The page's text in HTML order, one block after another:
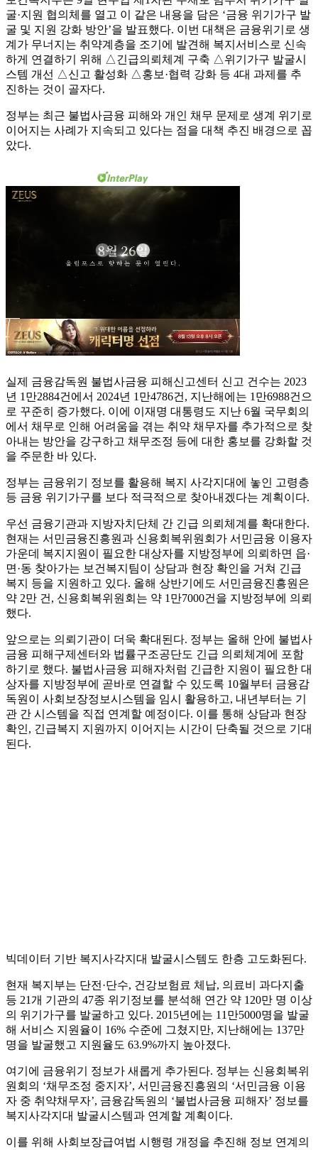
굴·지원 협의체를 열고 이 같은 내용을 담은 ‘금융 위기가구 발
굴 및 지원 강화 방안’을 발표했다. 이번 대책은 금융위기로 생
계가 무너지는 취약계층을 조기에 발견해 복지서비스로 신속
하게 연결하기 위해 △긴급의뢰체계 구축 △위기가구 발굴시
스템 개선 △신고 활성화 △홍보·협력 강화 등 4대 과제를 추
진하는 것이 골자다.
정부는 최근 불법사금융 피해와 개인 채무 문제로 생계 위기로
이어지는 사례가 지속되고 있다는 점을 대책 추진 배경으로 꼽
았다.
실제 금융감독원 불법사금융 피해신고센터 신고 건수는 2023
년 1만2884건에서 2024년 1만4786건, 지난해에는 1만6988건으
로 꾸준히 증가했다. 이에 이재명 대통령도 지난 6월 국무회의
에서 채무로 인해 어려움을 겪는 취약 채무자를 추가적으로 찾
아내는 방안을 강구하고 채무조정 등에 대한 홍보를 강화할 것
을 주문한 바 있다.
정부는 금융위기 정보를 활용해 복지 사각지대에 놓인 고령층
등 금융 위기가구를 보다 적극적으로 찾아내겠다는 계획이다.
우선 금융기관과 지방자치단체 간 긴급 의뢰체계를 확대한다.
현재는 서민금융진흥원과 신용회복위원회가 서민금융 이용자
가운데 복지지원이 필요한 대상자를 지방정부에 의뢰하면 읍·
면·동 찾아가는 보건복지팀이 상담과 현장 확인을 거쳐 긴급
복지 등을 지원하고 있다. 올해 상반기에도 서민금융진흥원은
약 2만 건, 신용회복위원회는 약 1만7000건을 지방정부에 의뢰
했다.
앞으로는 의뢰기관이 더욱 확대된다. 정부는 올해 안에 불법사
금융 피해구제센터와 법률구조공단도 긴급 의뢰체계에 포함
하기로 했다. 불법사금융 피해자처럼 긴급한 지원이 필요한 대
상자를 지방정부에 곧바로 연결할 수 있도록 10월부터 금융감
독원이 사회보장정보시스템을 임시 활용하고, 내년부터는 기
관 간 시스템을 직접 연계할 예정이다. 이를 통해 상담과 현장
확인, 긴급복지 지원까지 이어지는 시간이 단축될 것으로 기대
된다.
빅데이터 기반 복지사각지대 발굴시스템도 한층 고도화된다.
현재 복지부는 단전·단수, 건강보험료 체납, 의료비 과다지출
등 21개 기관의 47종 위기정보를 분석해 연간 약 120만 명 이상
의 위기가구를 발굴하고 있다. 2015년에는 11만5000명을 발굴
해 서비스 지원율이 16% 수준에 그쳤지만, 지난해에는 137만
명을 발굴했고 지원율도 63.9%까지 높아졌다.
여기에 금융위기 정보가 새롭게 추가된다. 정부는 신용회복위
원회의 ‘채무조정 중지자’, 서민금융진흥원의 ‘서민금융 이용
자 중 취약채무자’, 금융감독원의 ‘불법사금융 피해자’ 정보를
복지사각지대 발굴시스템과 연계할 계획이다.
이를 위해 사회보장급여법 시행령 개정을 추진해 정보 연계의